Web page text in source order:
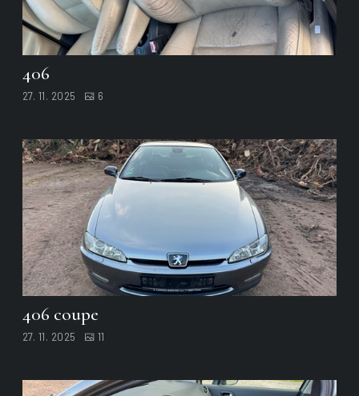
406
27. 11. 2025 6
406 coupe
27. 11. 2025 11